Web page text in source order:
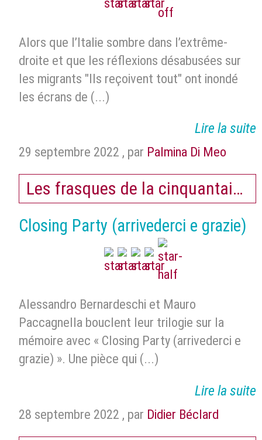
Alors que l’Italie sombre dans l’extrême-
droite et que les réflexions désabusées sur
les migrants "Ils reçoivent tout" ont inondé
les écrans de (...)
Lire la suite
29 septembre 2022 , par Palmina Di Meo
Les frasques de la cinquantaine
Closing Party (arrivederci e grazie)
Alessandro Bernardeschi et Mauro
Paccagnella bouclent leur trilogie sur la
mémoire avec « Closing Party (arrivederci e
grazie) ». Une pièce qui (...)
Lire la suite
28 septembre 2022 , par Didier Béclard